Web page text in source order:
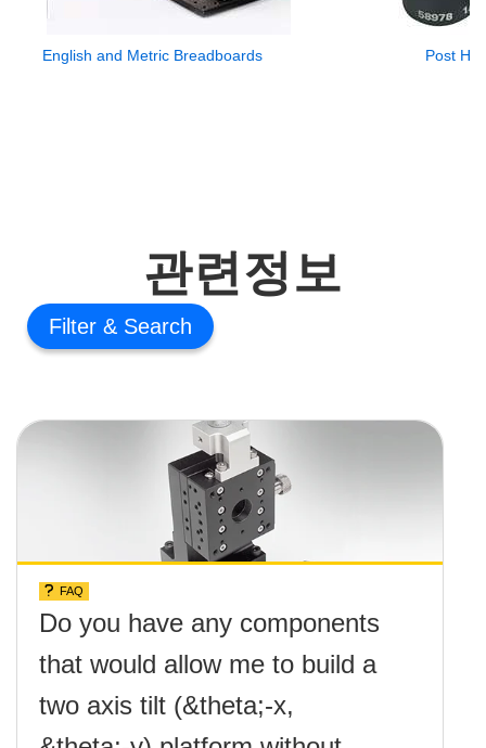
English and Metric Breadboards Post
관련정보
Filter
FAQ
Do you have any components
that would allow me to build a
two axis tilt (&theta;-x,